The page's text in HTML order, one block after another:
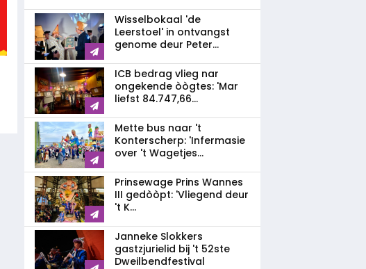
Wisselbokaal 'de
Leerstoel' in ontvangst
genome deur Peter...
ICB bedrag vlieg nar
ongekende òògtes: 'Mar
liefst 84.747,66...
Mette bus naar 't
Konterscherp: 'Infermasie
over 't Wagetjes...
Prinsewage Prins Wannes
III gedòòpt: 'Vliegend deur
't K...
Janneke Slokkers
gastzjurielid bij 't 52ste
Dweilbendfestival